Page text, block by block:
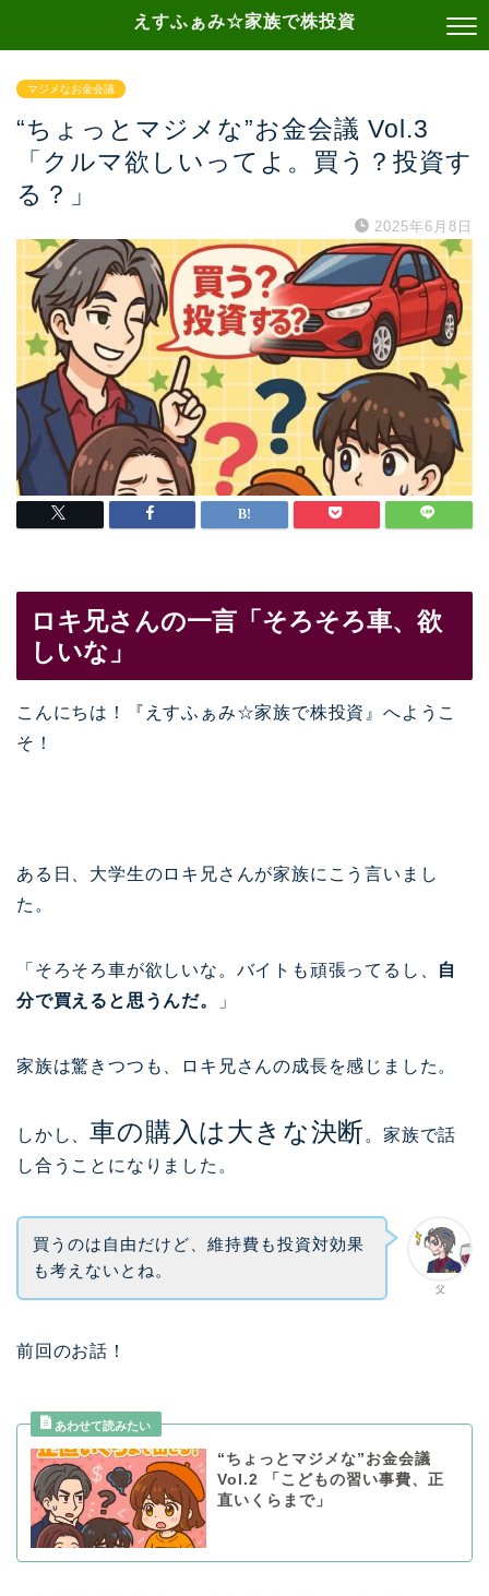
えすふぁみ☆家族で株投資
マジメなお金会議
“ちょっとマジメな”お金会議 Vol.3
「クルマ欲しいってよ。買う？投資す
る？」
2025年6月8日
ロキ兄さんの一言「そろそろ車、欲
しいな」
こんにちは！『えすふぁみ☆家族で株投資』へようこ
そ！
ある日、大学生のロキ兄さんが家族にこう言いまし
た。
「そろそろ車が欲しいな。バイトも頑張ってるし、 自
分で買えると思うんだ。
」
家族は驚きつつも、ロキ兄さんの成長を感じました。
しかし、車の購入は大きな決断。家族で話
し合うことになりました。
父
買うのは自由だけど、維持費も投資対効果
も考えないとね。
前回のお話！
“ちょっとマジメな”お金会議
Vol.2 「こどもの習い事費、正
直いくらまで」